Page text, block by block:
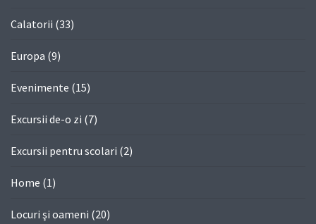
Calatorii (33)
Europa (9)
Evenimente (15)
Excursii de-o zi (7)
Excursii pentru scolari (2)
Home (1)
Locuri şi oameni (20)